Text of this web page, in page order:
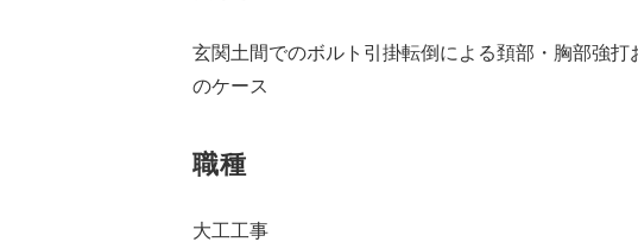
玄関土間でのボルト引掛転倒による頚部・胸部強打
のケース
職種
大工工事